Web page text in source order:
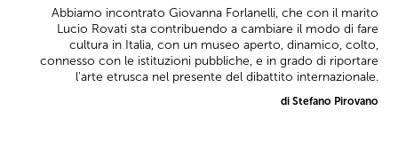
Abbiamo incontrato Giovanna Forlanelli, che con il marito
Lucio Rovati sta contribuendo a cambiare il modo di fare
cultura in Italia, con un museo aperto, dinamico, colto,
connesso con le istituzioni pubbliche, e in grado di riportare
l'arte etrusca nel presente del dibattito internazionale.
di Stefano Pirovano